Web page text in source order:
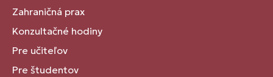
Zahraničná prax
Konzultačné hodiny
Pre učiteľov
Pre študentov